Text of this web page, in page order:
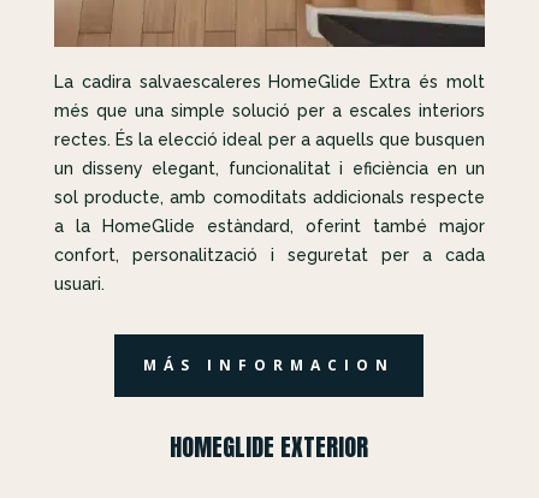
La cadira salvaescaleres HomeGlide Extra és molt
més que una simple solució per a escales interiors
rectes. És la elecció ideal per a aquells que busquen
un disseny elegant, funcionalitat i eficiència en un
sol producte, amb comoditats addicionals respecte
a la HomeGlide estàndard, oferint també major
confort, personalització i seguretat per a cada
usuari.
MÁS INFORMACION
HOMEGLIDE EXTERIOR